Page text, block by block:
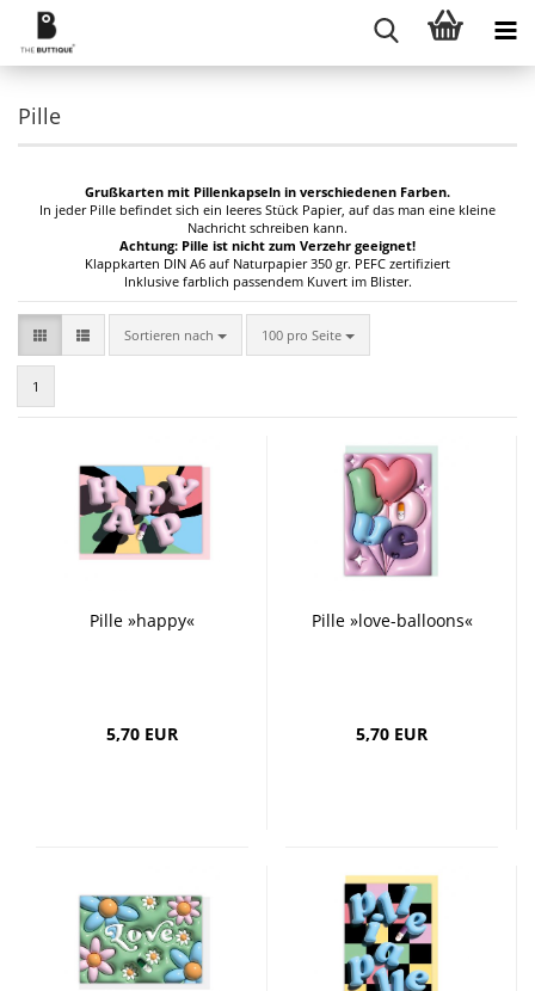
Pille
Grußkarten mit Pillenkapseln in verschiedenen Farben.
In jeder Pille befindet sich ein leeres Stück Papier, auf das man eine kleine
Nachricht schreiben kann.
Achtung: Pille ist nicht zum Verzehr geeignet!
Klappkarten DIN A6 auf Naturpapier 350 gr. PEFC zertifiziert
Inklusive farblich passendem Kuvert im Blister.
Sortieren nach
Sortieren nach 100 pro Seite
pro Seite
1
Pille »happy«
5,70 EUR
Pille »love-balloons«
5,70 EUR